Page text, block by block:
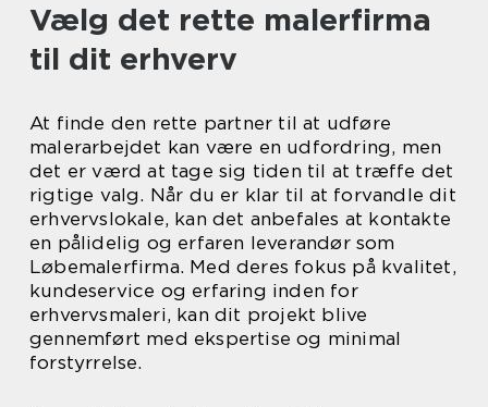
Vælg det rette malerfirma
til dit erhverv
At finde den rette partner til at udføre
malerarbejdet kan være en udfordring, men
det er værd at tage sig tiden til at træffe det
rigtige valg. Når du er klar til at forvandle dit
erhvervslokale, kan det anbefales at kontakte
en pålidelig og erfaren leverandør som
Løbemalerfirma. Med deres fokus på kvalitet,
kundeservice og erfaring inden for
erhvervsmaleri, kan dit projekt blive
gennemført med ekspertise og minimal
forstyrrelse.